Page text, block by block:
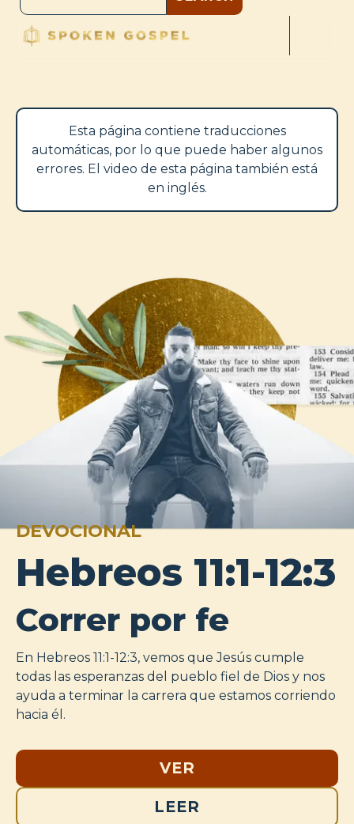
Esta página contiene traducciones
automáticas, por lo que puede haber algunos
errores. El video de esta página también está
en inglés.
DEVOCIONAL
Hebreos 11:1-12:3
Correr por fe
En Hebreos 11:1-12:3, vemos que Jesús cumple
todas las esperanzas del pueblo fiel de Dios y nos
ayuda a terminar la carrera que estamos corriendo
hacia él.
VER
LEER